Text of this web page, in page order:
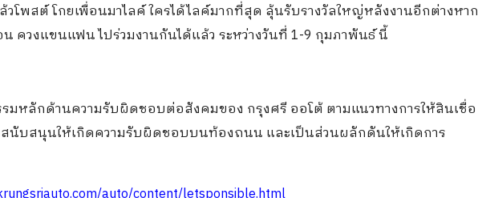
โพสต์ โกยเพื่อนมาไลค์ ใครได้ไลค์มากที่สุด ลุ้นรับรางวัลใหญ่หลังงานอีกต่างหาก
ควงแขนแฟน ไปร่วมงานกันได้แล้ว ระหว่างวันที่ 1-9 กุมภาพันธ์ นี้
รมหลักด้านความรับผิดชอบต่อสังคมของ กรุงศรี ออโต้ ตามแนวทางการให้สินเชื่อ
สนับสนุนให้เกิดความรับผิดชอบบนท้องถนน และเป็นส่วนผลักดันให้เกิดการ